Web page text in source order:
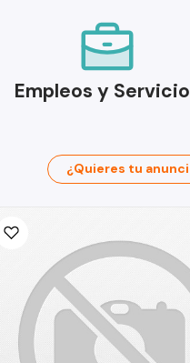
Empleos y
¿Quieres tu